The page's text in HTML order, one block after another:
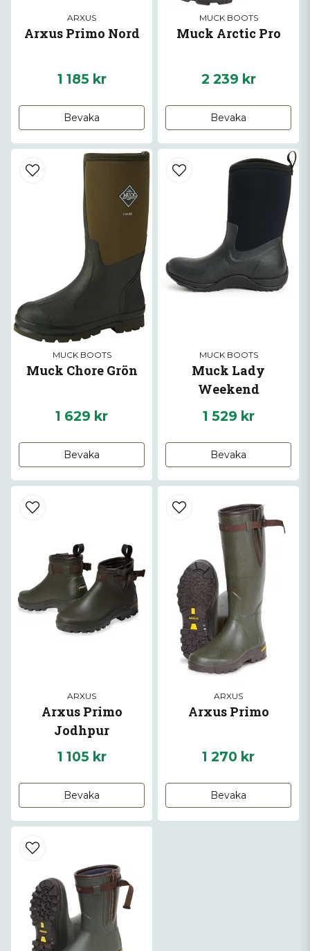
ARXUS
Arxus Primo Nord
1 185 kr
Bevaka
MUCK BOOTS
Muck Arctic Pro
2 239 kr
Bevaka
MUCK BOOTS
Muck Chore Grön
1 629 kr
Bevaka
MUCK BOOTS
Muck Lady
Weekend
1 529 kr
Bevaka
ARXUS
Arxus Primo
Jodhpur
1 105 kr
Bevaka
ARXUS
Arxus Primo
1 270 kr
Bevaka